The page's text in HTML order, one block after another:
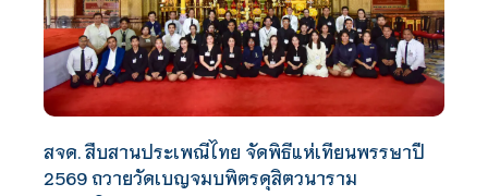
สจด. สืบสานประเพณีไทย จัดพิธีแห่เทียนพรรษาปี
2569 ถวายวัดเบญจมบพิตรดุสิตวนาราม